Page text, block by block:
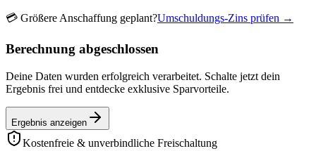
💳 Größere Anschaffung geplant?Umschuldungs-Zins prüfen →
Berechnung abgeschlossen
Deine Daten wurden erfolgreich verarbeitet. Schalte jetzt dein
Ergebnis frei und entdecke exklusive Sparvorteile.
Ergebnis anzeigen
Kostenfreie & unverbindliche Freischaltung